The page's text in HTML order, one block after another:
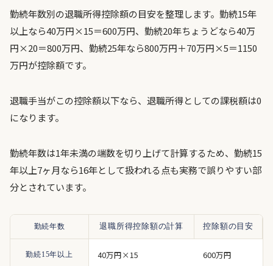
勤続年数別の退職所得控除額の目安を整理します。勤続15年
以上なら40万円×15＝600万円、勤続20年ちょうどなら40万
円×20＝800万円、勤続25年なら800万円＋70万円×5＝1150
万円が控除額です。
退職手当がこの控除額以下なら、退職所得としての課税額は0
になります。
勤続年数は1年未満の端数を切り上げて計算するため、勤続15
年以上7ヶ月なら16年として扱われる点も実務で誤りやすい部
分とされています。
勤続年数 退職所得控除額の計算 控除額の目安
勤続15年以上 40万円×15 600万円